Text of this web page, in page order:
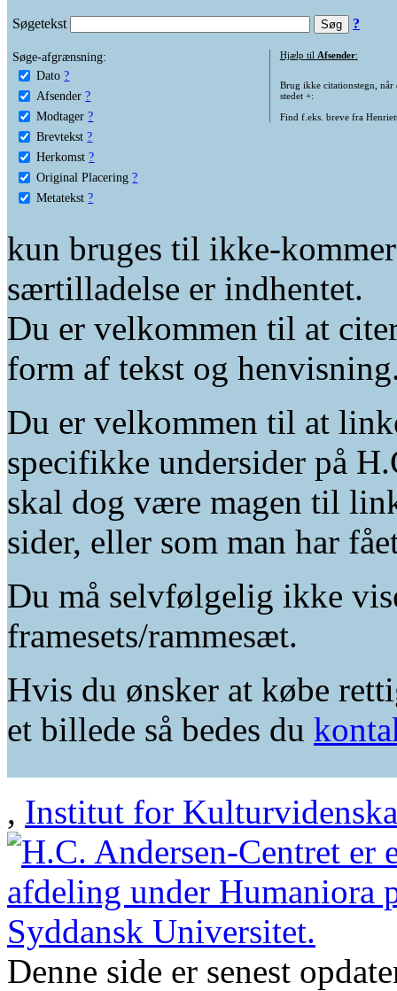
Søgetekst ?
Søge-afgrænsning:
Dato ?
Afsender ?
Modtager ?
Brevtekst ?
Herkomst ?
Original Placering ?
Metatekst ?
Hjælp til Afsender:
Brug ikke citationstegn, når
stedet +:
Find f.eks. breve fra
kun bruges til ikke-
særtilladelse er indhentet.
Du er velkommen til at
form af tekst og
Du er velkommen til at
specifikke undersider på
skal dog være magen til
sider, eller som man har
Du må selvfølgelig ikke
framesets/rammesæt.
Hvis du ønsker at købe
et billede så bedes du
, Institut for
Denne side er senest